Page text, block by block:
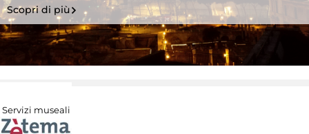
Scopri di più
Servizi museali